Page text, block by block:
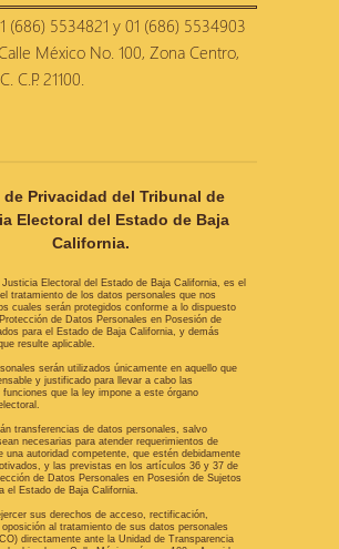
(686) 5534821 y 01 (686) 5534903
México No. 100, Zona Centro,
C.P. 21100.
de Privacidad del Tribunal de
Electoral del Estado de Baja
California.
Justicia Electoral del Estado de Baja California, es el
tratamiento de los datos personales que nos
cuales serán protegidos conforme a lo dispuesto
de Datos Personales en Posesión de
para el Estado de Baja California, y demás
resulte aplicable.
serán utilizados únicamente en aquello que
y justificado para llevar a cabo las
funciones que la ley impone a este órgano
transferencias de datos personales, salvo
necesarias para atender requerimientos de
una autoridad competente, que estén debidamente
y las previstas en los artículos 36 y 37 de
de Datos Personales en Posesión de Sujetos
el Estado de Baja California.
sus derechos de acceso, rectificación,
al tratamiento de sus datos personales
directamente ante la Unidad de Transparencia